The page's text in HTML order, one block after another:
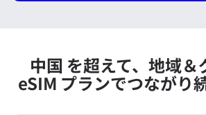
中国 を超えて、地域＆
eSIM プランでつながり